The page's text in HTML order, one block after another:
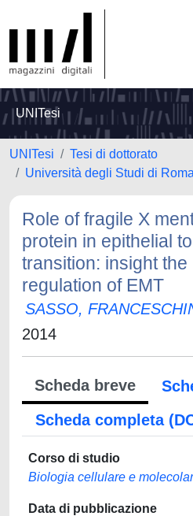
UNITesi
UNITesi
Tesi di dottorato
Università degli Studi di
Role of fragile X
protein in epithelial
transition: insight
regulation of EMT
SASSO,
2014
Scheda breve
Scheda completa
Corso di studio
Biologia cellulare e
Data di pubblicazione